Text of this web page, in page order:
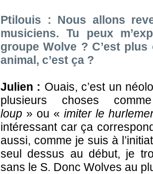
Ptilouis : Nous allons
musiciens. Tu peux
groupe Wolve ? C’est plus
animal, c’est ça ?
Julien : Ouais, c’est un
plusieurs choses
loup » ou « imiter le
intéressant car ça
aussi, comme je suis à
seul dessus au début, je
sans le S. Donc Wolves au